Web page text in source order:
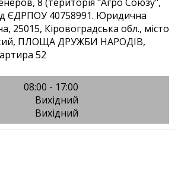
ЄДРПОУ 40758991. Юридична
25015, Кіровоградська обл., місто
ПЛОЩА ДРУЖБИ НАРОДІВ,
52
08:00 - 17:00
Вихідний
Вихідний